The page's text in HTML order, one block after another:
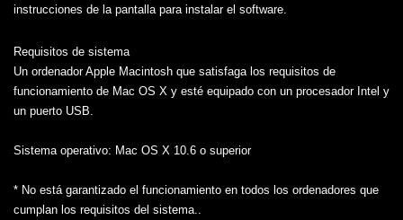
instrucciones de la pantalla para instalar el software.
Requisitos de sistema
Un ordenador Apple Macintosh que satisfaga los requisitos de
funcionamiento de Mac OS X y esté equipado con un procesador Intel y
un puerto USB.
Sistema operativo: Mac OS X 10.6 o superior
* No está garantizado el funcionamiento en todos los ordenadores que
cumplan los requisitos del sistema..